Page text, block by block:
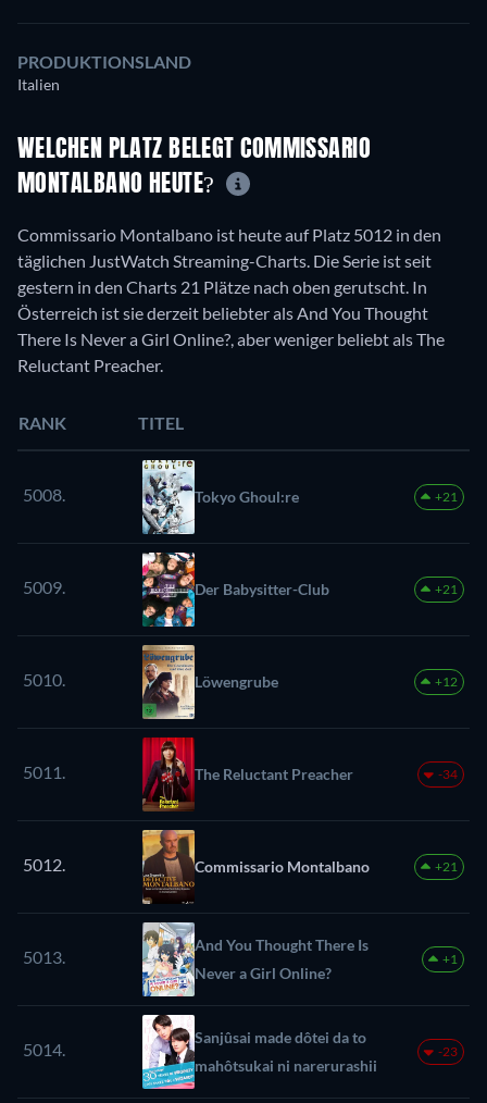
PRODUKTIONSLAND
Italien
WELCHEN PLATZ BELEGT COMMISSARIO
MONTALBANO HEUTE?
Commissario Montalbano ist heute auf Platz 5012 in den
täglichen JustWatch Streaming-Charts. Die Serie ist seit
gestern in den Charts 21 Plätze nach oben gerutscht. In
Österreich ist sie derzeit beliebter als And You Thought
There Is Never a Girl Online?, aber weniger beliebt als The
Reluctant Preacher.
RANK TITEL
5008. Tokyo Ghoul:re +21
5009. Der Babysitter-Club +21
5010. Löwengrube +12
5011. The Reluctant Preacher -34
5012. Commissario Montalbano +21
5013.
And You Thought There Is
Never a Girl Online?
+1
5014.
Sanjûsai made dôtei da to
mahôtsukai ni narerurashii
-23